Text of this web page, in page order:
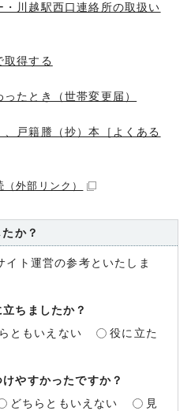
川越駅西口連絡所の取扱い
取得する
たとき（世帯変更届）
、戸籍謄（抄）本［よくある
（外部リンク）
か？
イト運営の参考といたしま
ちましたか？
ともいえない
役に立た
やすかったですか？
どちらともいえない
見